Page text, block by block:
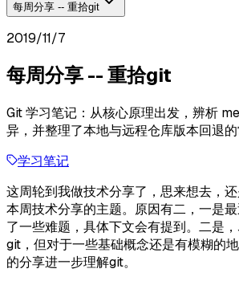
每周分享 -- 重拾git
2019/11/7
每周分享 -- 重拾git
Git 学习笔记：从核心原理出发，辨析
异，并整理了本地与远程仓库版本回退的
学习笔记
这周轮到我做技术分享了，思来想去，
本周技术分享的主题。原因有二，一是
了一些难题，具体下文会有提到。二是
git，但对于一些基础概念还是有模糊的
的分享进一步理解git。